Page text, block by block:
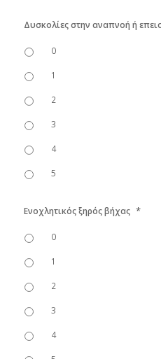
Δυσκολίες στην αναπνοή ή
0
1
2
3
4
5
Ενοχλητικός ξηρός βήχας *
0
1
2
3
4